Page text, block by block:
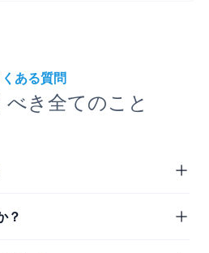
ある質問
き全てのこと
？